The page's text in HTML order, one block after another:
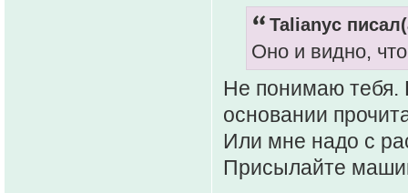
Talianyc
Оно и видно,
Не понимаю тебя.
основании
Или мне надо с
Присылайте